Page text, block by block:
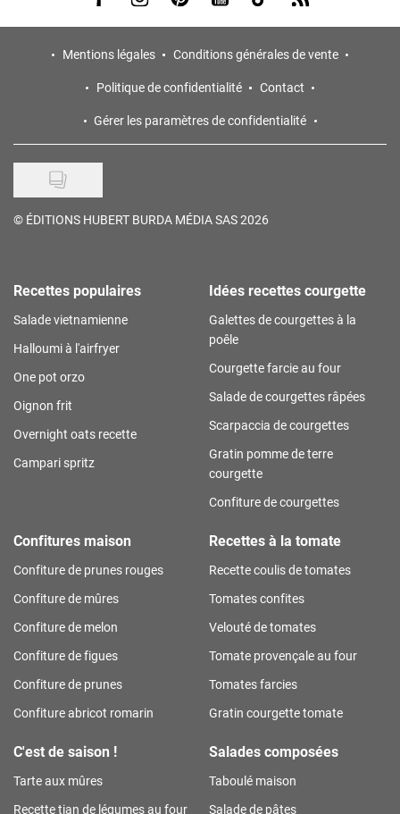
Mentions légales
Conditions générales de vente
Politique de confidentialité
Contact
Gérer les paramètres de confidentialité
© ÉDITIONS HUBERT BURDA MÉDIA SAS 2026
Recettes populaires
Salade vietnamienne
Halloumi à l'airfryer
One pot orzo
Oignon frit
Overnight oats recette
Campari spritz
Idées recettes courgette
Galettes de courgettes à la
poêle
Courgette farcie au four
Salade de courgettes râpées
Scarpaccia de courgettes
Gratin pomme de terre
courgette
Confiture de courgettes
Confitures maison
Confiture de prunes rouges
Confiture de mûres
Confiture de melon
Confiture de figues
Confiture de prunes
Confiture abricot romarin
Recettes à la tomate
Recette coulis de tomates
Tomates confites
Velouté de tomates
Tomate provençale au four
Tomates farcies
Gratin courgette tomate
C'est de saison !
Tarte aux mûres
Recette tian de légumes au four
Salades composées
Taboulé maison
Salade de pâtes